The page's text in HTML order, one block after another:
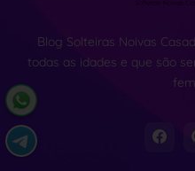
Blog Solteiras Noivas
todas as idades e que são